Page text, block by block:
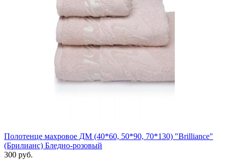
Полотенце махровое ДМ (40*60, 50*90, 70*130) "Brilliance"
(Брилианс) Бледно-розовый
300 руб.